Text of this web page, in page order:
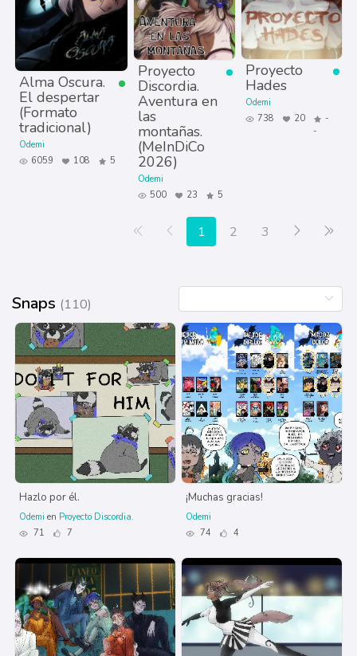
Alma Oscura.
El despertar
(Formato
tradicional)
Odemi
6059
108 5
Proyecto
Discordia.
Aventura en
las
montañas.
(MeInDiCo
2026)
Odemi
500
23 5
Proyecto
Hades
Odemi
738
20
-
-
Primera página
Anterior
1 2 3 Siguiente
Snaps (110)
Hazlo por él.
Odemi en Proyecto Discordia.
71
7
¡Muchas gracias!
Odemi
74
4